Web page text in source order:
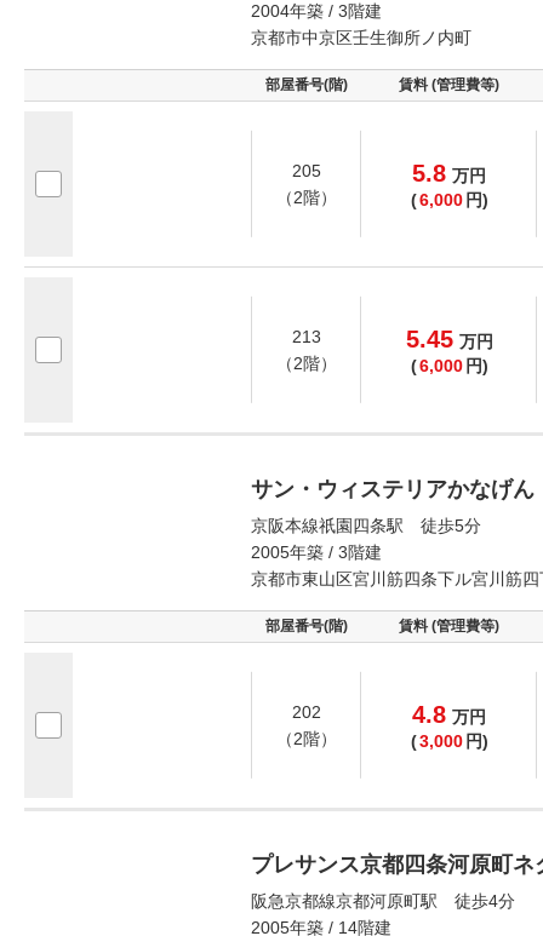
2004年築 / 3階建
京都市中京区壬生御所ノ内町
部屋番号(階) 賃料 (管理費等)
205
（2階）
5.8 万円
(6,000 円)
213
（2階）
5.45 万円
(6,000 円)
サン・ウィステリアかなげん
京阪本線祇園四条駅 徒歩5分
2005年築 / 3階建
京都市東山区宮川筋四条下ル宮川筋四
部屋番号(階) 賃料 (管理費等)
202
（2階）
4.8 万円
(3,000 円)
プレサンス京都四条河原町ネ
阪急京都線京都河原町駅 徒歩4分
2005年築 / 14階建